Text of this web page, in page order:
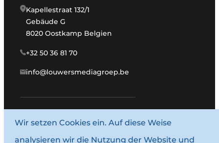
Kapellestraat 132/1
Gebäude G
8020 Oostkamp Belgien
+32 50 36 81 70
info@louwersmediagroep.be
www.louwersmediagroep.com
© 1987–2026 Louwersmediagroep.
Wir setzen Cookies ein. Auf diese Weise
analysieren wir die Nutzung der Website und